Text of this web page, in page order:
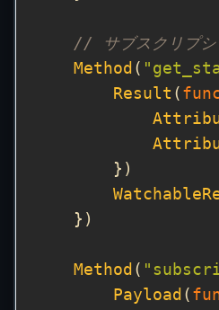
// サブスクリプシ
Method (
Result (
Method (
Payload (